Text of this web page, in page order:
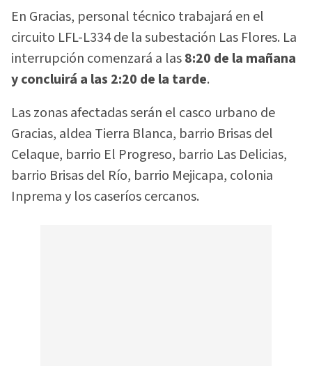
En Gracias, personal técnico trabajará en el
circuito LFL-L334 de la subestación Las Flores. La
interrupción comenzará a las8:20 de la mañana
y concluirá a las 2:20 de la tarde.
Las zonas afectadas serán el casco urbano de
Gracias, aldea Tierra Blanca, barrio Brisas del
Celaque, barrio El Progreso, barrio Las Delicias,
barrio Brisas del Río, barrio Mejicapa, colonia
Inprema y los caseríos cercanos.